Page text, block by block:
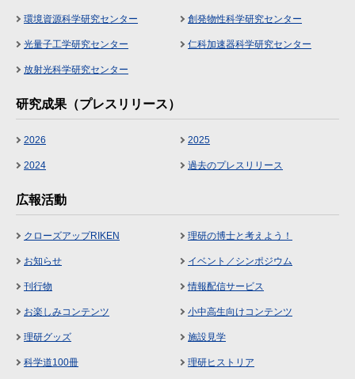
環境資源科学研究センター 創発物性科学研究センター
光量子工学研究センター 仁科加速器科学研究センター
放射光科学研究センター
研究成果（プレスリリース）
2026 2025
2024 過去のプレスリリース
広報活動
クローズアップRIKEN 理研の博士と考えよう！
お知らせ イベント／シンポジウム
刊行物 情報配信サービス
お楽しみコンテンツ 小中高生向けコンテンツ
理研グッズ 施設見学
科学道100冊 理研ヒストリア